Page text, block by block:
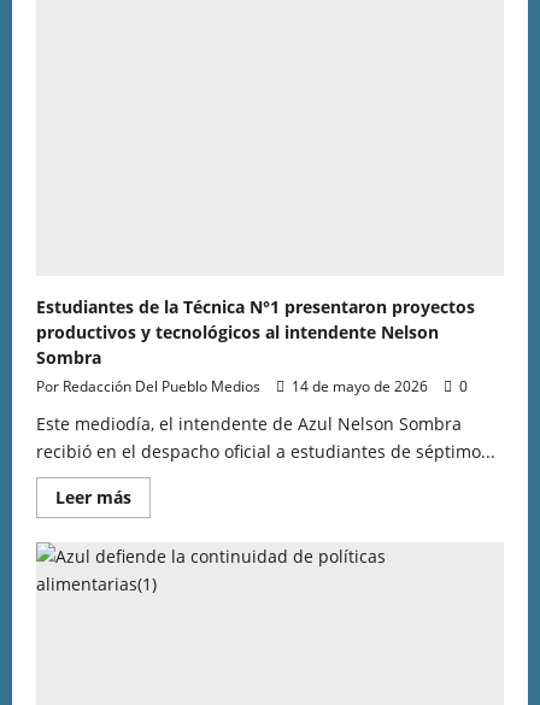
Estudiantes de la Técnica N°1 presentaron proyectos
productivos y tecnológicos al intendente Nelson
Sombra
Por Redacción Del Pueblo Medios 14 de mayo de 2026 0
Este mediodía, el intendente de Azul Nelson Sombra
recibió en el despacho oficial a estudiantes de séptimo...
Leer más